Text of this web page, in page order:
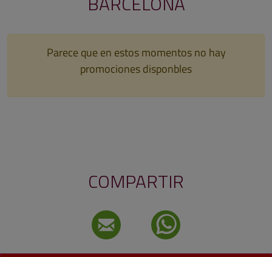
Parece que en estos momentos no hay
promociones disponbles
COMPARTIR